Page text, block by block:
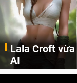
Lala Croft
AI